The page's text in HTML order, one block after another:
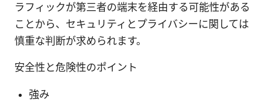
ラフィックが第三者の端末を経由する可能性がある
ことから、セキュリティとプライバシーに関しては
慎重な判断が求められます。
安全性と危険性のポイント
強み